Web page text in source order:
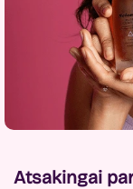
Atsakingai